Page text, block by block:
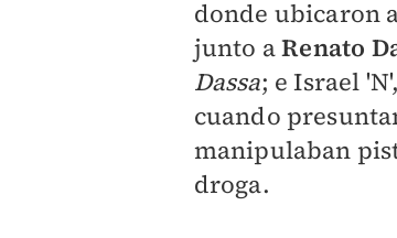
donde ubicaron
junto aRenato
Dassa; e Israel 'N',
cuando
manipulaban
droga.